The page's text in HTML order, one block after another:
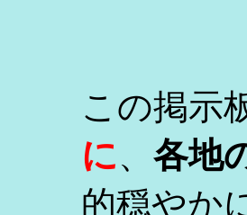
この掲示
に、 各地
的穏やか